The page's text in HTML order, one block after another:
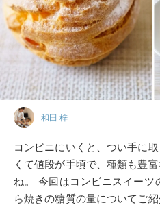
和田 梓
コンビニにいくと、つい手に
くて値段が手頃で、種類も豊
ね。 今回はコンビニスイー
ら焼きの糖質の量についてご